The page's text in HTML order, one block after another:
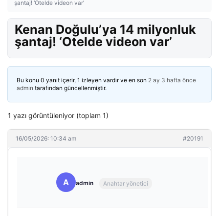
şantaj! ‘Otelde videon var’
Kenan Doğulu’ya 14 milyonluk
şantaj! ‘Otelde videon var’
Bu konu 0 yanıt içerir, 1 izleyen vardır ve en son 2 ay 3 hafta önce
admin tarafından güncellenmiştir.
1 yazı görüntüleniyor (toplam 1)
16/05/2026: 10:34 am #20191
A admin Anahtar yönetici